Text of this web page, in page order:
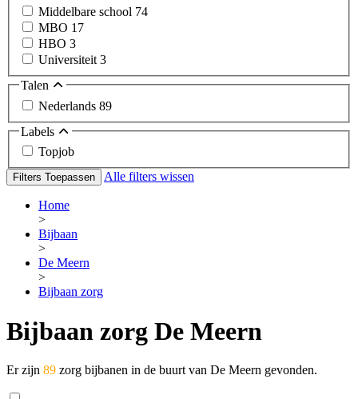
Middelbare school 74
MBO 17
HBO 3
Universiteit 3
Talen
Nederlands 89
Labels
Topjob
Filters Toepassen Alle filters wissen
Home
>
Bijbaan
>
De Meern
>
Bijbaan zorg
Bijbaan zorg De Meern
Er zijn 89 zorg bijbanen in de buurt van De Meern gevonden.